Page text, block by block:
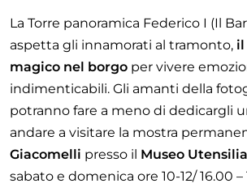
La Torre panoramica Federico I (Il
aspetta gli innamorati al tramonto, il
magico nel borgo per vivere
indimenticabili. Gli amanti della
potranno fare a meno di dedicargli
andare a visitare la mostra
Giacomelli presso il Museo Utensilia
sabato e domenica ore 10-12/ 16.00 –